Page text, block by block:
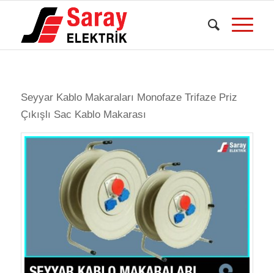
Seyyar Kablo Makaraları Monofaze Trifaze Priz
Çıkışlı Sac Kablo Makarası